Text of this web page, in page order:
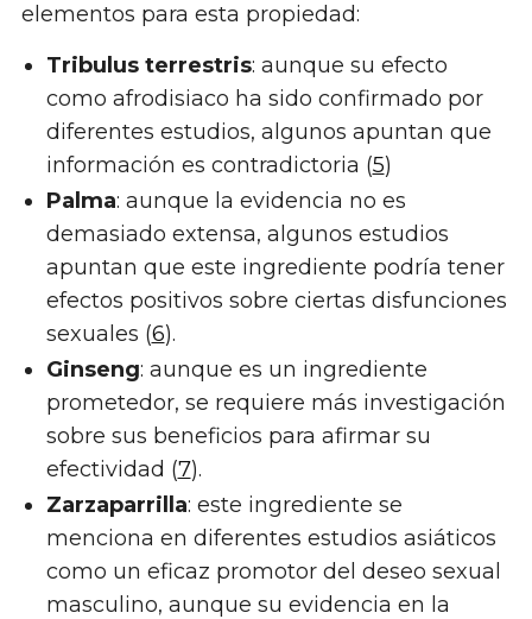
elementos para esta propiedad:
Tribulus terrestris: aunque su efecto
como afrodisiaco ha sido confirmado por
diferentes estudios, algunos apuntan que
información es contradictoria (5)
Palma: aunque la evidencia no es
demasiado extensa, algunos estudios
apuntan que este ingrediente podría tener
efectos positivos sobre ciertas disfunciones
sexuales (6).
Ginseng: aunque es un ingrediente
prometedor, se requiere más investigación
sobre sus beneficios para afirmar su
efectividad (7).
Zarzaparrilla: este ingrediente se
menciona en diferentes estudios asiáticos
como un eficaz promotor del deseo sexual
masculino, aunque su evidencia en la